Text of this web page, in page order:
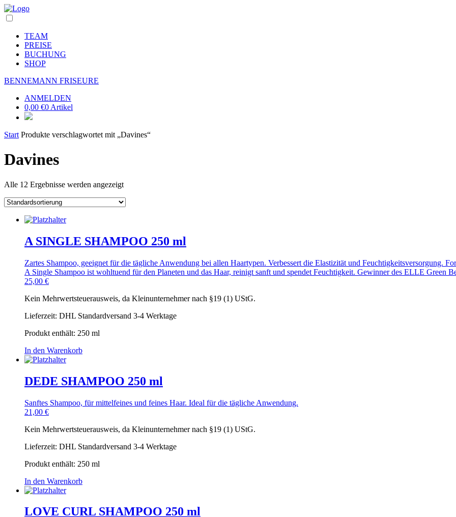
TEAM
PREISE
BUCHUNG
SHOP
BENNEMANN FRISEURE
ANMELDEN
0,00 €0 Artikel
Start Produkte verschlagwortet mit „Davines“
Davines
Alle 12 Ergebnisse werden angezeigt
A SINGLE SHAMPOO 250 ml
Zartes Shampoo, geeignet für die tägliche Anwendung bei allen Haartypen. Verbessert die Elastizität und Feuchtigkeitsversorgung.
A Single Shampoo ist wohltuend für den Planeten und das Haar, reinigt sanft und spendet Feuchtigkeit. Gewinner des ELLE Green
25,00 €
Kein Mehrwertsteuerausweis, da Kleinunternehmer nach §19 (1) UStG.
Lieferzeit: DHL Standardversand 3-4 Werktage
Produkt enthält: 250 ml
In den Warenkorb
DEDE SHAMPOO 250 ml
Sanftes Shampoo, für mittelfeines und feines Haar. Ideal für die tägliche Anwendung.
21,00 €
Kein Mehrwertsteuerausweis, da Kleinunternehmer nach §19 (1) UStG.
Lieferzeit: DHL Standardversand 3-4 Werktage
Produkt enthält: 250 ml
In den Warenkorb
LOVE CURL SHAMPOO 250 ml